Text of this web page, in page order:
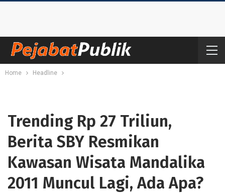
Home Headline
Trending Rp 27 Triliun,
Berita SBY Resmikan
Kawasan Wisata Mandalika
2011 Muncul Lagi, Ada Apa?